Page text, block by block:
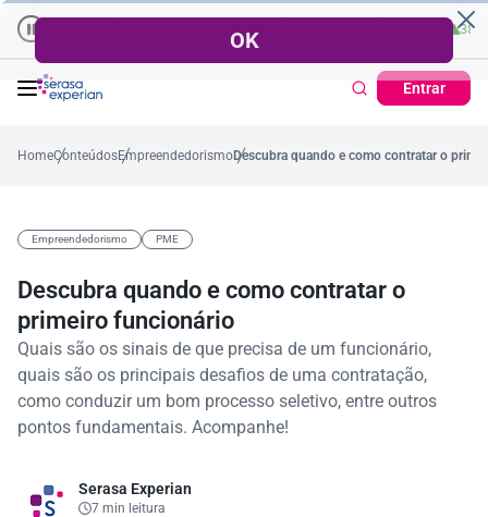
| Recuperação de Crédito
Entrar
57,2% Cartão de Crédito | Cadastro
HomeConteúdosEmpreendedorismoDescubra quando e como contratar o
Empreendedorismo PME
Descubra quando e como contratar o
primeiro funcionário
Quais são os sinais de que precisa de um funcionário,
quais são os principais desafios de uma contratação,
como conduzir um bom processo seletivo, entre outros
pontos fundamentais. Acompanhe!
Serasa Experian
7 min leitura